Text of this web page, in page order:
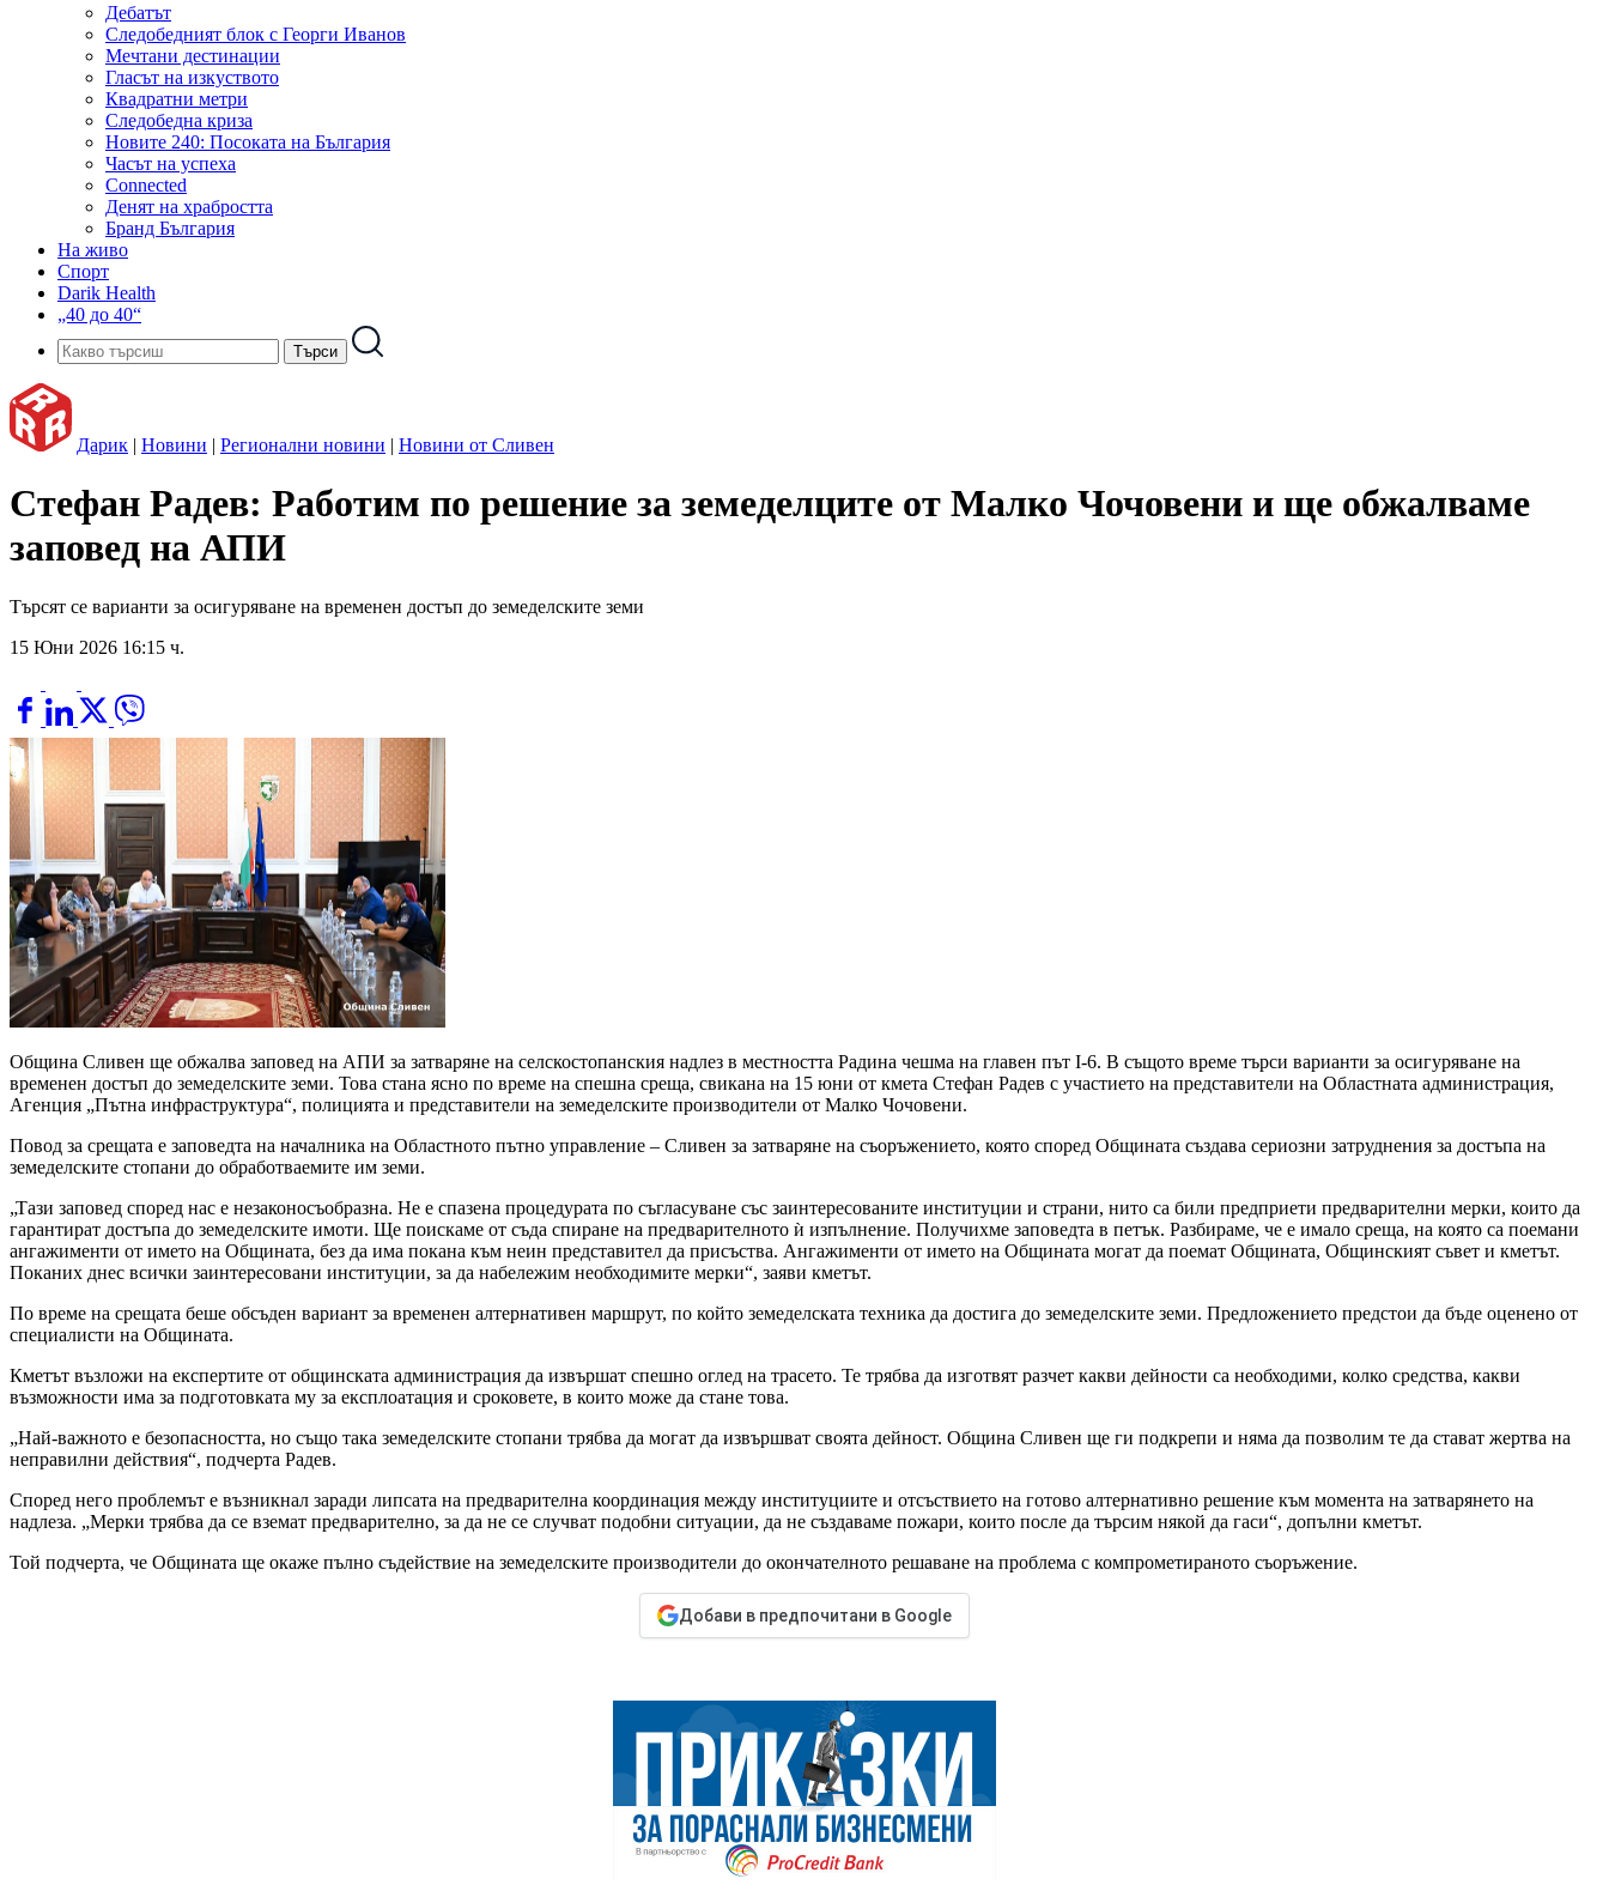
Дебатът
Следобедният блок с Георги Иванов
Мечтани дестинации
Гласът на изкуството
Квадратни метри
Следобедна криза
Новите 240: Посоката на България
Часът на успеха
Connected
Денят на храбростта
Бранд България
На живо
Спорт
Darik Health
„40 до 40“
Дарик | Новини | Регионални новини | Новини от Сливен
Стефан Радев: Работим по решение за земеделците от Малко Чочовени и ще обжалваме
заповед на АПИ
Tърсят се варианти за осигуряване на временен достъп до земеделските земи
15 Юни 2026 16:15 ч.
Община Сливен ще обжалва заповед на АПИ за затваряне на селскостопанския надлез в местността Радина чешма на главен път I-6. В същото време търси варианти за осигуряване на
временен достъп до земеделските земи. Това стана ясно по време на спешна среща, свикана на 15 юни от кмета Стефан Радев с участието на представители на Областната администрация,
Агенция „Пътна инфраструктура“, полицията и представители на земеделските производители от Малко Чочовени.
Повод за срещата е заповедта на началника на Областното пътно управление – Сливен за затваряне на съоръжението, която според Общината създава сериозни затруднения за достъпа на
земеделските стопани до обработваемите им земи.
„Тази заповед според нас е незаконосъобразна. Не е спазена процедурата по съгласуване със заинтересованите институции и страни, нито са били предприети предварителни мерки, които да
гарантират достъпа до земеделските имоти. Ще поискаме от съда спиране на предварителното ѝ изпълнение. Получихме заповедта в петък. Разбираме, че е имало среща, на която са поемани
ангажименти от името на Общината, без да има покана към неин представител да присъства. Ангажименти от името на Общината могат да поемат Общината, Общинският съвет и кметът.
Поканих днес всички заинтересовани институции, за да набележим необходимите мерки“, заяви кметът.
По време на срещата беше обсъден вариант за временен алтернативен маршрут, по който земеделската техника да достига до земеделските земи. Предложението предстои да бъде оценено от
специалисти на Общината.
Кметът възложи на експертите от общинската администрация да извършат спешно оглед на трасето. Те трябва да изготвят разчет какви дейности са необходими, колко средства, какви
възможности има за подготовката му за експлоатация и сроковете, в които може да стане това.
„Най-важното е безопасността, но също така земеделските стопани трябва да могат да извършват своята дейност. Община Сливен ще ги подкрепи и няма да позволим те да стават жертва на
неправилни действия“, подчерта Радев.
Според него проблемът е възникнал заради липсата на предварителна координация между институциите и отсъствието на готово алтернативно решение към момента на затварянето на
надлеза. „Мерки трябва да се вземат предварително, за да не се случват подобни ситуации, да не създаваме пожари, които после да търсим някой да гаси“, допълни кметът.
Той подчерта, че Общината ще окаже пълно съдействие на земеделските производители до окончателното решаване на проблема с компрометираното съоръжение.
Добави в предпочитани в Google